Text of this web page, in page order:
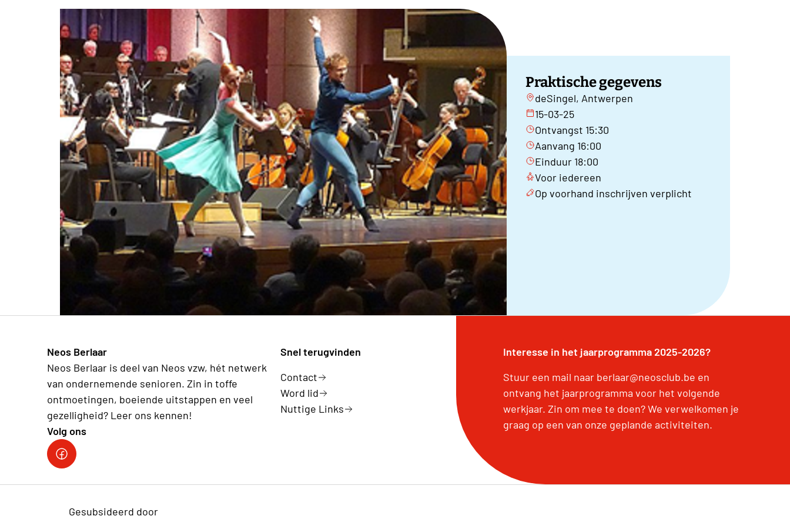
Praktische gegevens
deSingel, Antwerpen
15-03-25
Ontvangst 15:30
Aanvang 16:00
Einduur 18:00
Voor iedereen
Op voorhand inschrijven verplicht
Neos Berlaar
Neos Berlaar is deel van Neos vzw, hét netwerk
van ondernemende senioren. Zin in toffe
ontmoetingen, boeiende uitstappen en veel
gezelligheid? Leer ons kennen!
Volg ons
Facebook Neos Berlaar
Snel terugvinden
Contact
Word lid
Nuttige Links
Interesse in het jaarprogramma 2025-2026?
Stuur een mail naar berlaar@neosclub.be en
ontvang het jaarprogramma voor het volgende
werkjaar. Zin om mee te doen? We verwelkomen je
graag op een van onze geplande activiteiten.
Gesubsideerd door